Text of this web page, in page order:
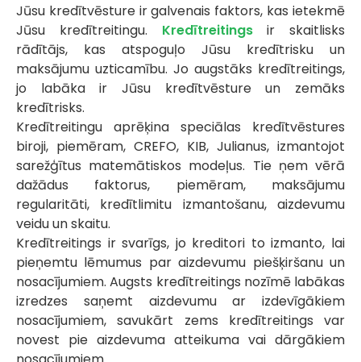
Jūsu kredītvēsture ir galvenais faktors, kas ietekmē
Jūsu kredītreitingu. Kredītreitingsir skaitlisks
rādītājs, kas atspoguļo Jūsu kredītrisku un
maksājumu uzticamību. Jo augstāks kredītreitings,
jo labāka ir Jūsu kredītvēsture un zemāks
kredītrisks.
Kredītreitingu aprēķina speciālas kredītvēstures
biroji, piemēram, CREFO, KIB, Julianus, izmantojot
sarežģītus matemātiskos modeļus. Tie ņem vērā
dažādus faktorus, piemēram, maksājumu
regularitāti, kredītlimitu izmantošanu, aizdevumu
veidu un skaitu.
Kredītreitings ir svarīgs, jo kreditori to izmanto, lai
pieņemtu lēmumus par aizdevumu piešķiršanu un
nosacījumiem. Augsts kredītreitings nozīmē labākas
izredzes saņemt aizdevumu ar izdevīgākiem
nosacījumiem, savukārt zems kredītreitings var
novest pie aizdevuma atteikuma vai dārgākiem